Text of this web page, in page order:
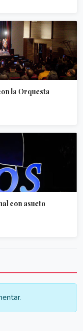
la Orquesta
con asueto